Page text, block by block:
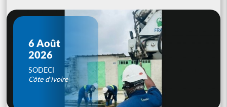
6 Août
2026
SODECI
Côte d'Ivoire